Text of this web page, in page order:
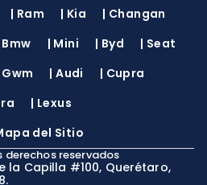
| Ram | Kia | Changan
Bmw | Mini | Byd | Seat
Gwm |Audi | Cupra
| Lexus
del Sitio
derechos reservados
la Capilla #100, Querétaro,